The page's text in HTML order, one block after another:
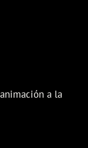
a la